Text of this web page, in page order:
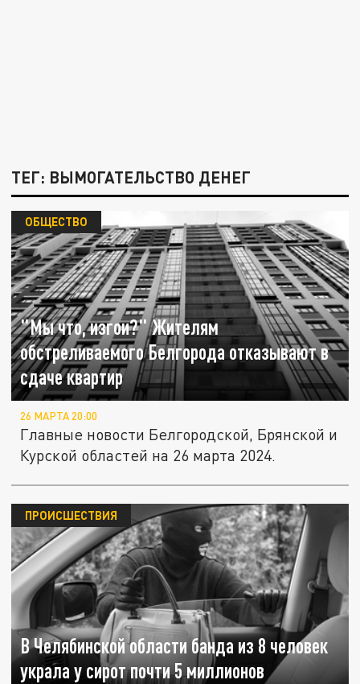
ТЕГ: ВЫМОГАТЕЛЬСТВО ДЕНЕГ
"Мы что, изгои?" Жителям
обстреливаемого Белгорода отказывают в
сдаче квартир
ОБЩЕСТВО
26 МАРТА 20:00
Главные новости Белгородской, Брянской и
Курской областей на 26 марта 2024.
В Челябинской области банда из 8 человек
украла у сирот почти 5 миллионов
ПРОИСШЕСТВИЯ